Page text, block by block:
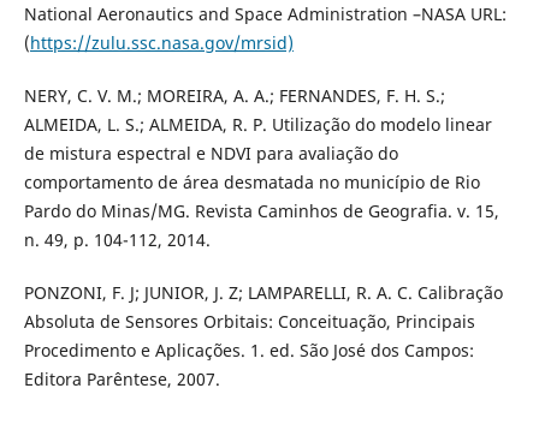
National Aeronautics and Space Administration –NASA URL:
(https://zulu.ssc.nasa.gov/mrsid)
NERY, C. V. M.; MOREIRA, A. A.; FERNANDES, F. H. S.;
ALMEIDA, L. S.; ALMEIDA, R. P. Utilização do modelo linear
de mistura espectral e NDVI para avaliação do
comportamento de área desmatada no município de Rio
Pardo do Minas/MG. Revista Caminhos de Geografia. v. 15,
n. 49, p. 104-112, 2014.
PONZONI, F. J; JUNIOR, J. Z; LAMPARELLI, R. A. C. Calibração
Absoluta de Sensores Orbitais: Conceituação, Principais
Procedimento e Aplicações. 1. ed. São José dos Campos:
Editora Parêntese, 2007.